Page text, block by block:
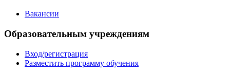
Вакансии
Образовательным учреждениям
Вход/регистрация
Разместить программу обучения